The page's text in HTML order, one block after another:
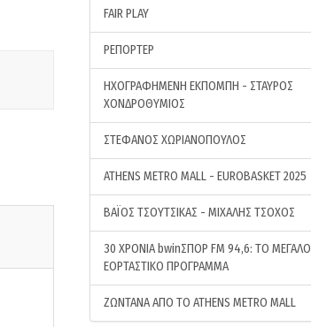
FAIR PLAY
ΡΕΠΟΡΤΕΡ
ΗΧΟΓΡΑΦΗΜΕΝΗ ΕΚΠΟΜΠΗ - ΣΤΑΥΡΟΣ
ΧΟΝΔΡΟΘΥΜΙΟΣ
ΣΤΕΦΑΝΟΣ ΧΩΡΙΑΝΟΠΟΥΛΟΣ
ATHENS METRO MALL - EUROBASKET 2025
ΒΑΪΟΣ ΤΣΟΥΤΣΙΚΑΣ - ΜΙΧΑΛΗΣ ΤΣΟΧΟΣ
30 ΧΡΟΝΙΑ bwinΣΠΟΡ FM 94,6: ΤΟ ΜΕΓΑΛΟ
ΕΟΡΤΑΣΤΙΚΟ ΠΡΟΓΡΑΜΜΑ
ΖΩΝΤΑΝΑ ΑΠΟ ΤΟ ATHENS METRO MALL